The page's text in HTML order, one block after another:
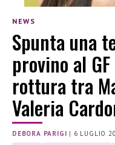
NEWS
Spunta una
provino al
rottura tra
Valeria
DEBORA PARIGI | 6 LUGLIO